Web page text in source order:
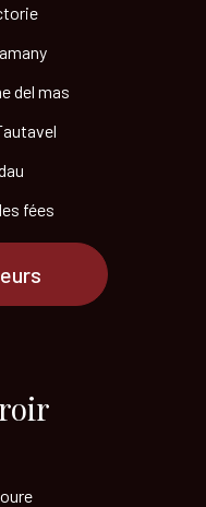
del mas
fées